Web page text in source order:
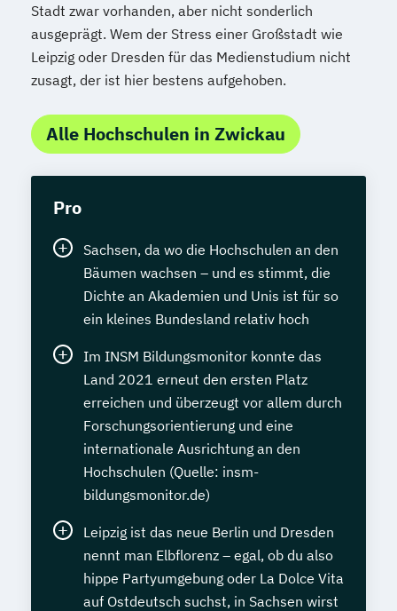
Stadt zwar vorhanden, aber nicht sonderlich
ausgeprägt. Wem der Stress einer Großstadt wie
Leipzig oder Dresden für das Medienstudium nicht
zusagt, der ist hier bestens aufgehoben.
Alle Hochschulen in Zwickau
Pro
Sachsen, da wo die Hochschulen an den
Bäumen wachsen – und es stimmt, die
Dichte an Akademien und Unis ist für so
ein kleines Bundesland relativ hoch
Im INSM Bildungsmonitor konnte das
Land 2021 erneut den ersten Platz
erreichen und überzeugt vor allem durch
Forschungsorientierung und eine
internationale Ausrichtung an den
Hochschulen (Quelle: insm-
bildungsmonitor.de)
Leipzig ist das neue Berlin und Dresden
nennt man Elbflorenz – egal, ob du also
hippe Partyumgebung oder La Dolce Vita
auf Ostdeutsch suchst, in Sachsen wirst